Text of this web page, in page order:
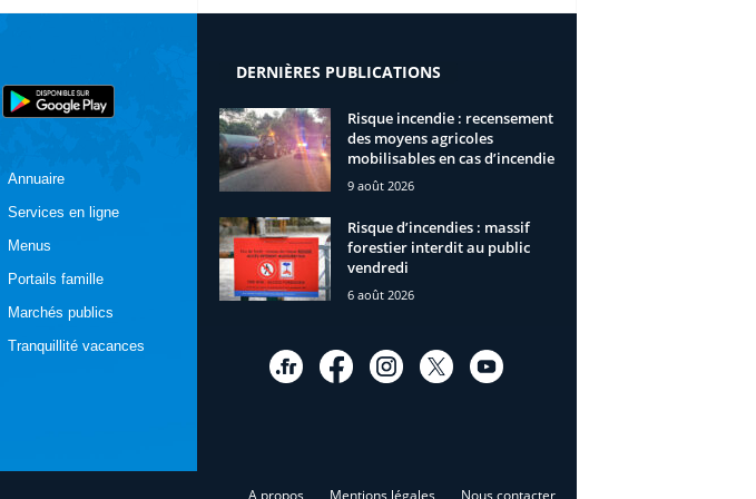
Annuaire
Services en ligne
Menus
Portails famille
Marchés publics
Tranquillité vacances
DERNIÈRES PUBLICATIONS
Risque incendie : recensement
des moyens agricoles
mobilisables en cas d’incendie
9 août 2026
Risque d’incendies : massif
forestier interdit au public
vendredi
6 août 2026